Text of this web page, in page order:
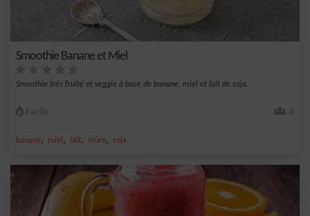
Smoothie Banane et Miel
Smoothie très fruité et veggie à base de banane, miel et lait de soja.
Facile 4
banane, miel , lait, mûre, soja